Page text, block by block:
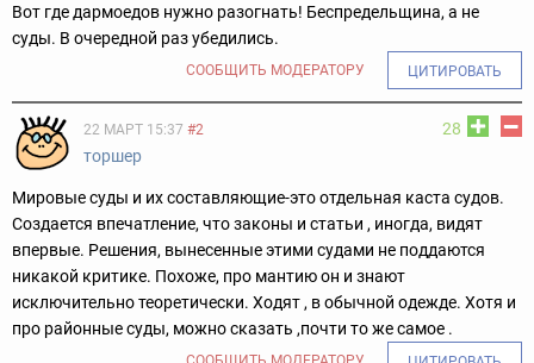
Вот где дармоедов нужно разогнать! Беспредельщина, а не
суды. В очередной раз убедились.
СООБЩИТЬ МОДЕРАТОРУ ЦИТИРОВАТЬ
28
22 МАРТ 15:37 #2
торшер
Мировые суды и их составляющие-это отдельная каста судов.
Создается впечатление, что законы и статьи , иногда, видят
впервые. Решения, вынесенные этими судами не поддаются
никакой критике. Похоже, про мантию он и знают
исключительно теоретически. Ходят , в обычной одежде. Хотя и
про районные суды, можно сказать ,почти то же самое .